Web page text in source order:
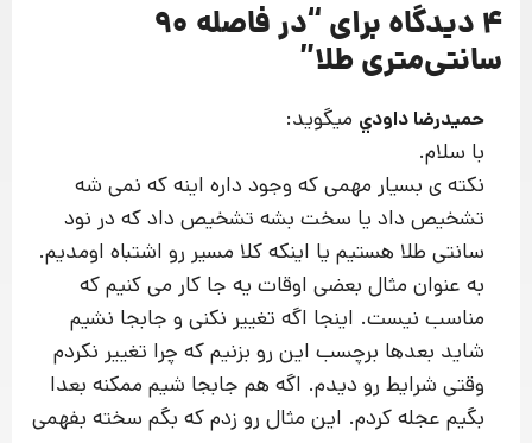
4 دیدگاه برای “ در فاصله 90
سانتی‌متری طلا”
حميدرضا داودي میگوید:
با سلام.
نکته ی بسیار مهمی که وجود داره اینه که نمی شه
تشخیص داد یا سخت بشه تشخیص داد که در نود
سانتی طلا هستیم یا اینکه کلا مسیر رو اشتباه اومدیم.
به عنوان مثال بعضی اوقات یه جا کار می کنیم که
مناسب نیست. اینجا اگه تغییر نکنی و جابجا نشیم
شاید بعدها برچسب این رو بزنیم که چرا تغییر نکردم
وقتی شرایط رو دیدم. اگه هم جابجا شیم ممکنه بعدا
بگیم عجله کردم. این مثال رو زدم که بگم سخته بفهمی